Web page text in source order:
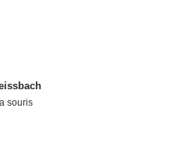
souris